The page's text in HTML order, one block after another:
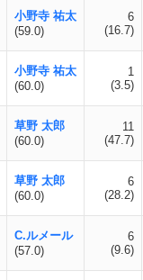
小野寺 祐太
(59.0)
6
(16.7)
小野寺 祐太
(60.0)
1
(3.5)
草野 太郎
(60.0)
11
(47.7)
草野 太郎
(60.0)
6
(28.2)
C.ルメール
(57.0)
6
(9.6)